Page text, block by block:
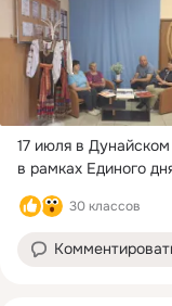
17 июля в
в рамках Единого
30 классов